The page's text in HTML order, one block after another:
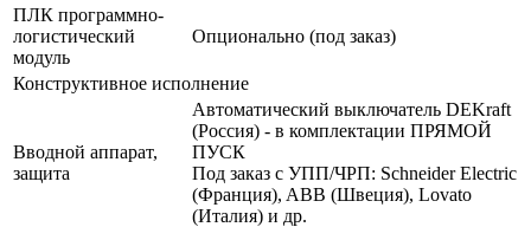
ПЛК программно-
логистический
модуль
Опционально (под заказ)
Конструктивное исполнение
Вводной аппарат,
защита
Автоматический выключатель DEKraft
(Россия) - в комплектации ПРЯМОЙ
ПУСК
Под заказ с УПП/ЧРП: Schneider Electric
(Франция), ABB (Швеция), Lovato
(Италия) и др.